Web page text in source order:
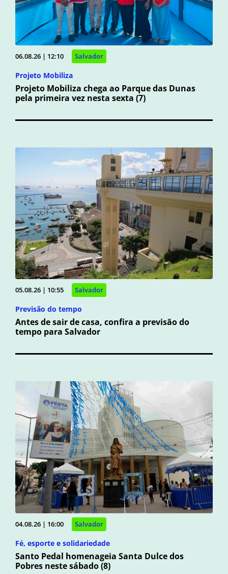
06.08.26 | 12:10 Salvador
Projeto Mobiliza
Projeto Mobiliza chega ao Parque das Dunas
pela primeira vez nesta sexta (7)
05.08.26 | 10:55 Salvador
Previsão do tempo
Antes de sair de casa, confira a previsão do
tempo para Salvador
04.08.26 | 16:00 Salvador
Fé, esporte e solidariedade
Santo Pedal homenageia Santa Dulce dos
Pobres neste sábado (8)